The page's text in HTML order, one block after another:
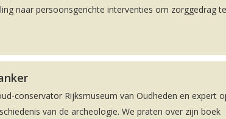
naar persoonsgerichte interventies om zorggedrag te
conservator Rijksmuseum van Oudheden en expert
van de archeologie. We praten over zijn boek